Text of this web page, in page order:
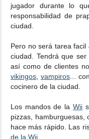
jugador durante lo
responsabilidad de
ciudad.
Pero no será tarea facil
ciudad. Tendrá que
así como de clientes
vikingos vampiros...
cocinero de la ciudad.
Los mandos de la Wii
pizzas, hamburguesas,
hace más rápido. Las
de la Wii